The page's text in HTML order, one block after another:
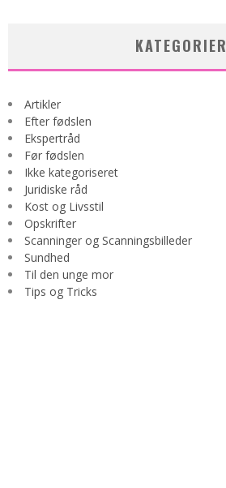
KATEGORIER
Artikler
Efter fødslen
Ekspertråd
Før fødslen
Ikke kategoriseret
Juridiske råd
Kost og Livsstil
Opskrifter
Scanninger og Scanningsbilleder
Sundhed
Til den unge mor
Tips og Tricks